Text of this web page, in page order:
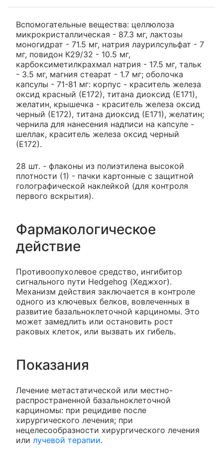
Вспомогательные вещества: целлюлоза
микрокристаллическая - 87.3 мг, лактозы
моногидрат - 71.5 мг, натрия лаурилсульфат - 7
мг, повидон К29/32 - 10.5 мг,
карбоксиметилкрахмал натрия - 17.5 мг, тальк
- 3.5 мг, магния стеарат - 1.7 мг; оболочка
капсулы - 71-81 мг: корпус - краситель железа
оксид красный (Е172), титана диоксид (Е171),
желатин, крышечка - краситель железа оксид
черный (Е172), титана диоксид (Е171), желатин;
чернила для нанесения надписи на капсуле -
шеллак, краситель железа оксид черный
(Е172).
28 шт. - флаконы из полиэтилена высокой
плотности (1) - пачки картонные с защитной
голографической наклейкой (для контроля
первого вскрытия).
Фармакологическое
действие
Противоопухолевое средство, ингибитор
сигнального пути Hedgehog (Хеджхог).
Механизм действия заключается в контроле
одного из ключевых белков, вовлеченных в
развитие базальноклеточной карциномы. Это
может замедлить или остановить рост
раковых клеток, или вызвать их гибель.
Показания
Лечение метастатической или местно-
распространенной базальноклеточной
карциномы: при рецидиве после
хирургического лечения; при
нецелесообразности хирургического лечения
или лучевой терапии.